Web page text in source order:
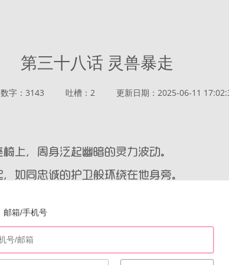
第三十八话 灵兽暴走
数字：3143 吐槽：2 更新日期：2025-06-11
邮箱/手机号